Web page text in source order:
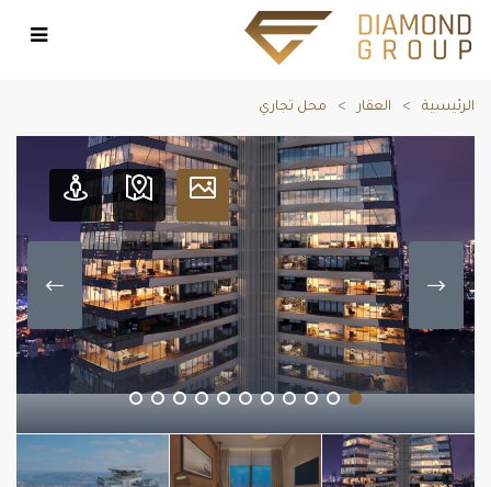
الرئيسية العقار محل تجاري